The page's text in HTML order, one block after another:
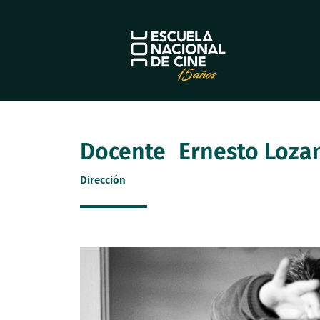
Docente Ernesto
Dirección